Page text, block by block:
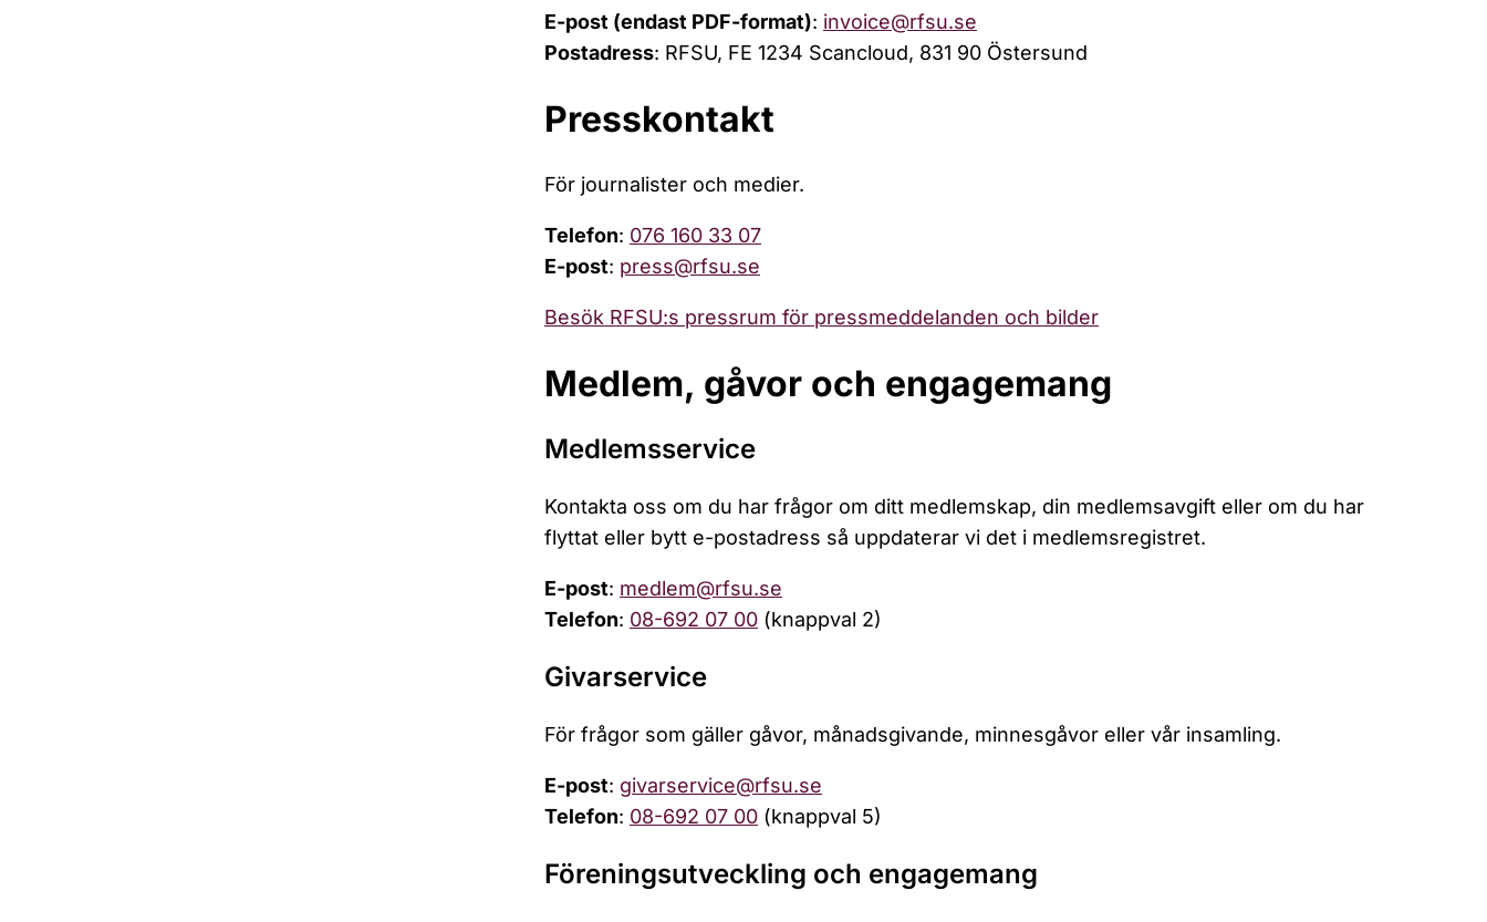
E-post (endast PDF-format): invoice@rfsu.se
Postadress: RFSU, FE 1234 Scancloud, 831 90 Östersund
Presskontakt
För journalister och medier.
Telefon: 076 160 33 07
E-post: press@rfsu.se
Besök RFSU:s pressrum för pressmeddelanden och bilder
Medlem, gåvor och engagemang
Medlemsservice
Kontakta oss om du har frågor om ditt medlemskap, din medlemsavgift eller om du har
flyttat eller bytt e-postadress så uppdaterar vi det i medlemsregistret.
E-post: medlem@rfsu.se
Telefon: 08-692 07 00(knappval 2)
Givarservice
För frågor som gäller gåvor, månadsgivande, minnesgåvor eller vår insamling.
E-post: givarservice@rfsu.se
Telefon: 08-692 07 00(knappval 5)
Föreningsutveckling och engagemang